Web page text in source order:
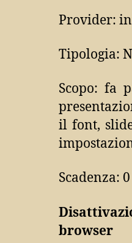
Provider:
Tipologia:
Scopo: fa
il font,
Scadenza:
browser